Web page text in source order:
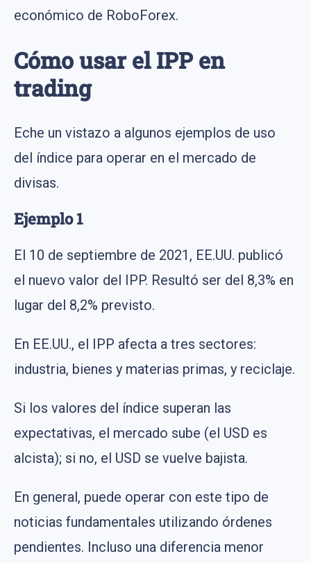
económico de RoboForex.
Cómo usar el IPP en
trading
Eche un vistazo a algunos ejemplos de uso
del índice para operar en el mercado de
divisas.
Ejemplo 1
El 10 de septiembre de 2021, EE.UU. publicó
el nuevo valor del IPP. Resultó ser del 8,3% en
lugar del 8,2% previsto.
En EE.UU., el IPP afecta a tres sectores:
industria, bienes y materias primas, y reciclaje.
Si los valores del índice superan las
expectativas, el mercado sube (el USD es
alcista); si no, el USD se vuelve bajista.
En general, puede operar con este tipo de
noticias fundamentales utilizando órdenes
pendientes. Incluso una diferencia menor